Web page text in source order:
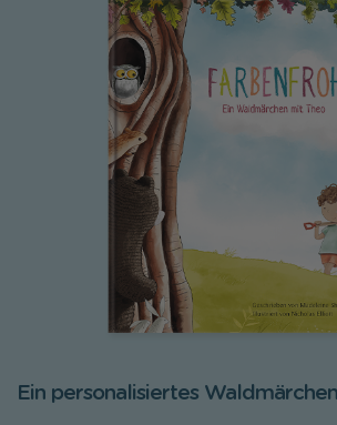
Ein personalisiertes Waldmärchen